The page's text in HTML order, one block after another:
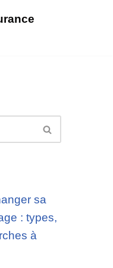
sa
: types,
à